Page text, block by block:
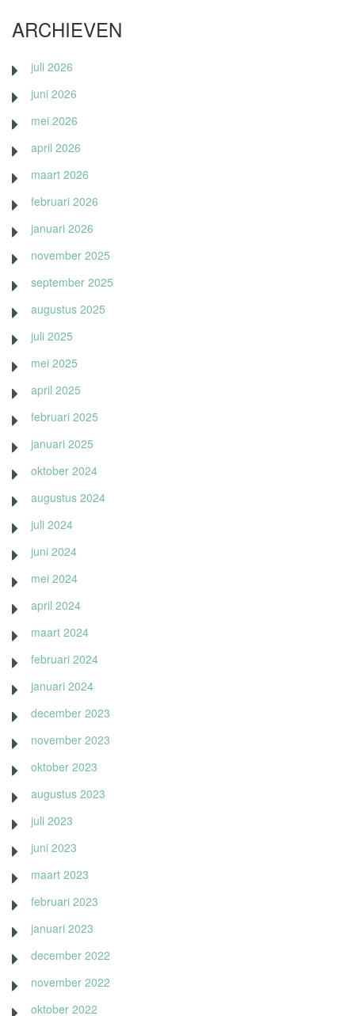
ARCHIEVEN
juli 2026
juni 2026
mei 2026
april 2026
maart 2026
februari 2026
januari 2026
november 2025
september 2025
augustus 2025
juli 2025
mei 2025
april 2025
februari 2025
januari 2025
oktober 2024
augustus 2024
juli 2024
juni 2024
mei 2024
april 2024
maart 2024
februari 2024
januari 2024
december 2023
november 2023
oktober 2023
augustus 2023
juli 2023
juni 2023
maart 2023
februari 2023
januari 2023
december 2022
november 2022
oktober 2022